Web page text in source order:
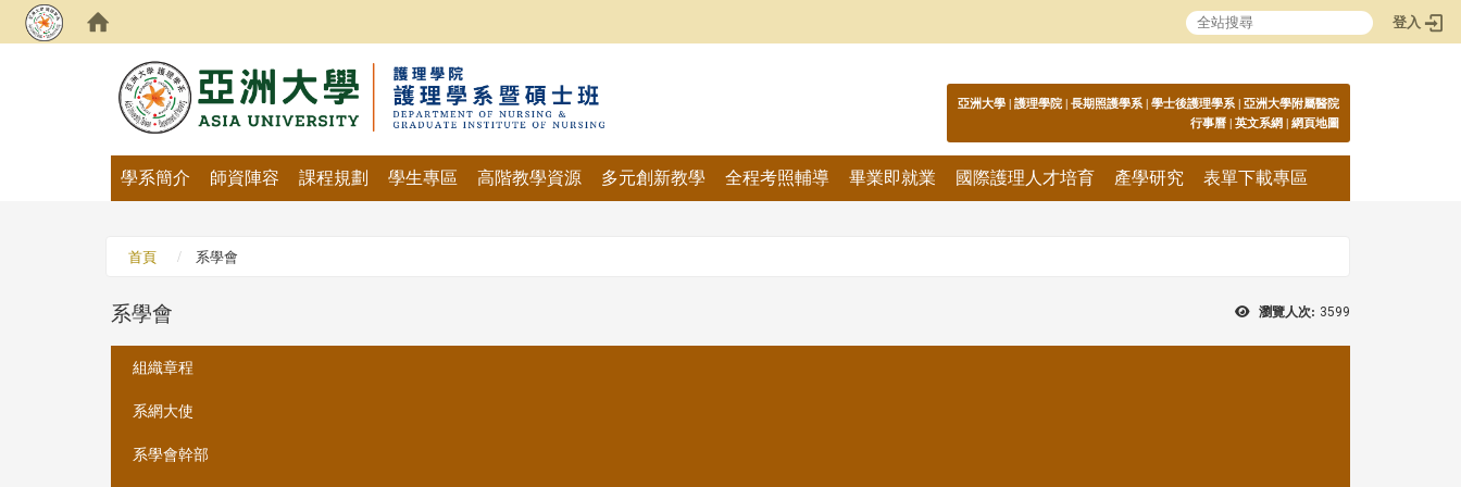
登入
:::
亞洲大學 | 護理學院 | 長期照護學系 | 學士後護理學系 | 亞洲大學附屬醫院
行事曆 | 英文系網 | 網頁地圖
學系簡介 師資陣容 課程規劃 學生專區 高階教學資源 多元創新教學 全程考照輔導 畢業即就業 國際護理人才培育 產學研究 表單下載專區
首頁 系學會
瀏覽人次: 3599
系學會
組織章程
系網大使
系學會幹部